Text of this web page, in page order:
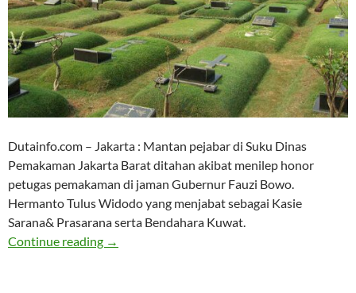
Dutainfo.com – Jakarta : Mantan pejabar di Suku Dinas
Pemakaman Jakarta Barat ditahan akibat menilep honor
petugas pemakaman di jaman Gubernur Fauzi Bowo.
Hermanto Tulus Widodo yang menjabat sebagai Kasie
Sarana& Prasarana serta Bendahara Kuwat.
Continue reading Mantan Pejabat Sudin Pemakaman Jakbar Di
→